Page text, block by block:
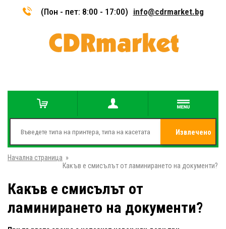
(Пон - пет: 8:00 - 17:00) info@cdrmarket.bg
Извлечено
Начална страница »
Какъв е смисълът от ламинирането на документи?
Какъв е смисълът от
ламинирането на документи?